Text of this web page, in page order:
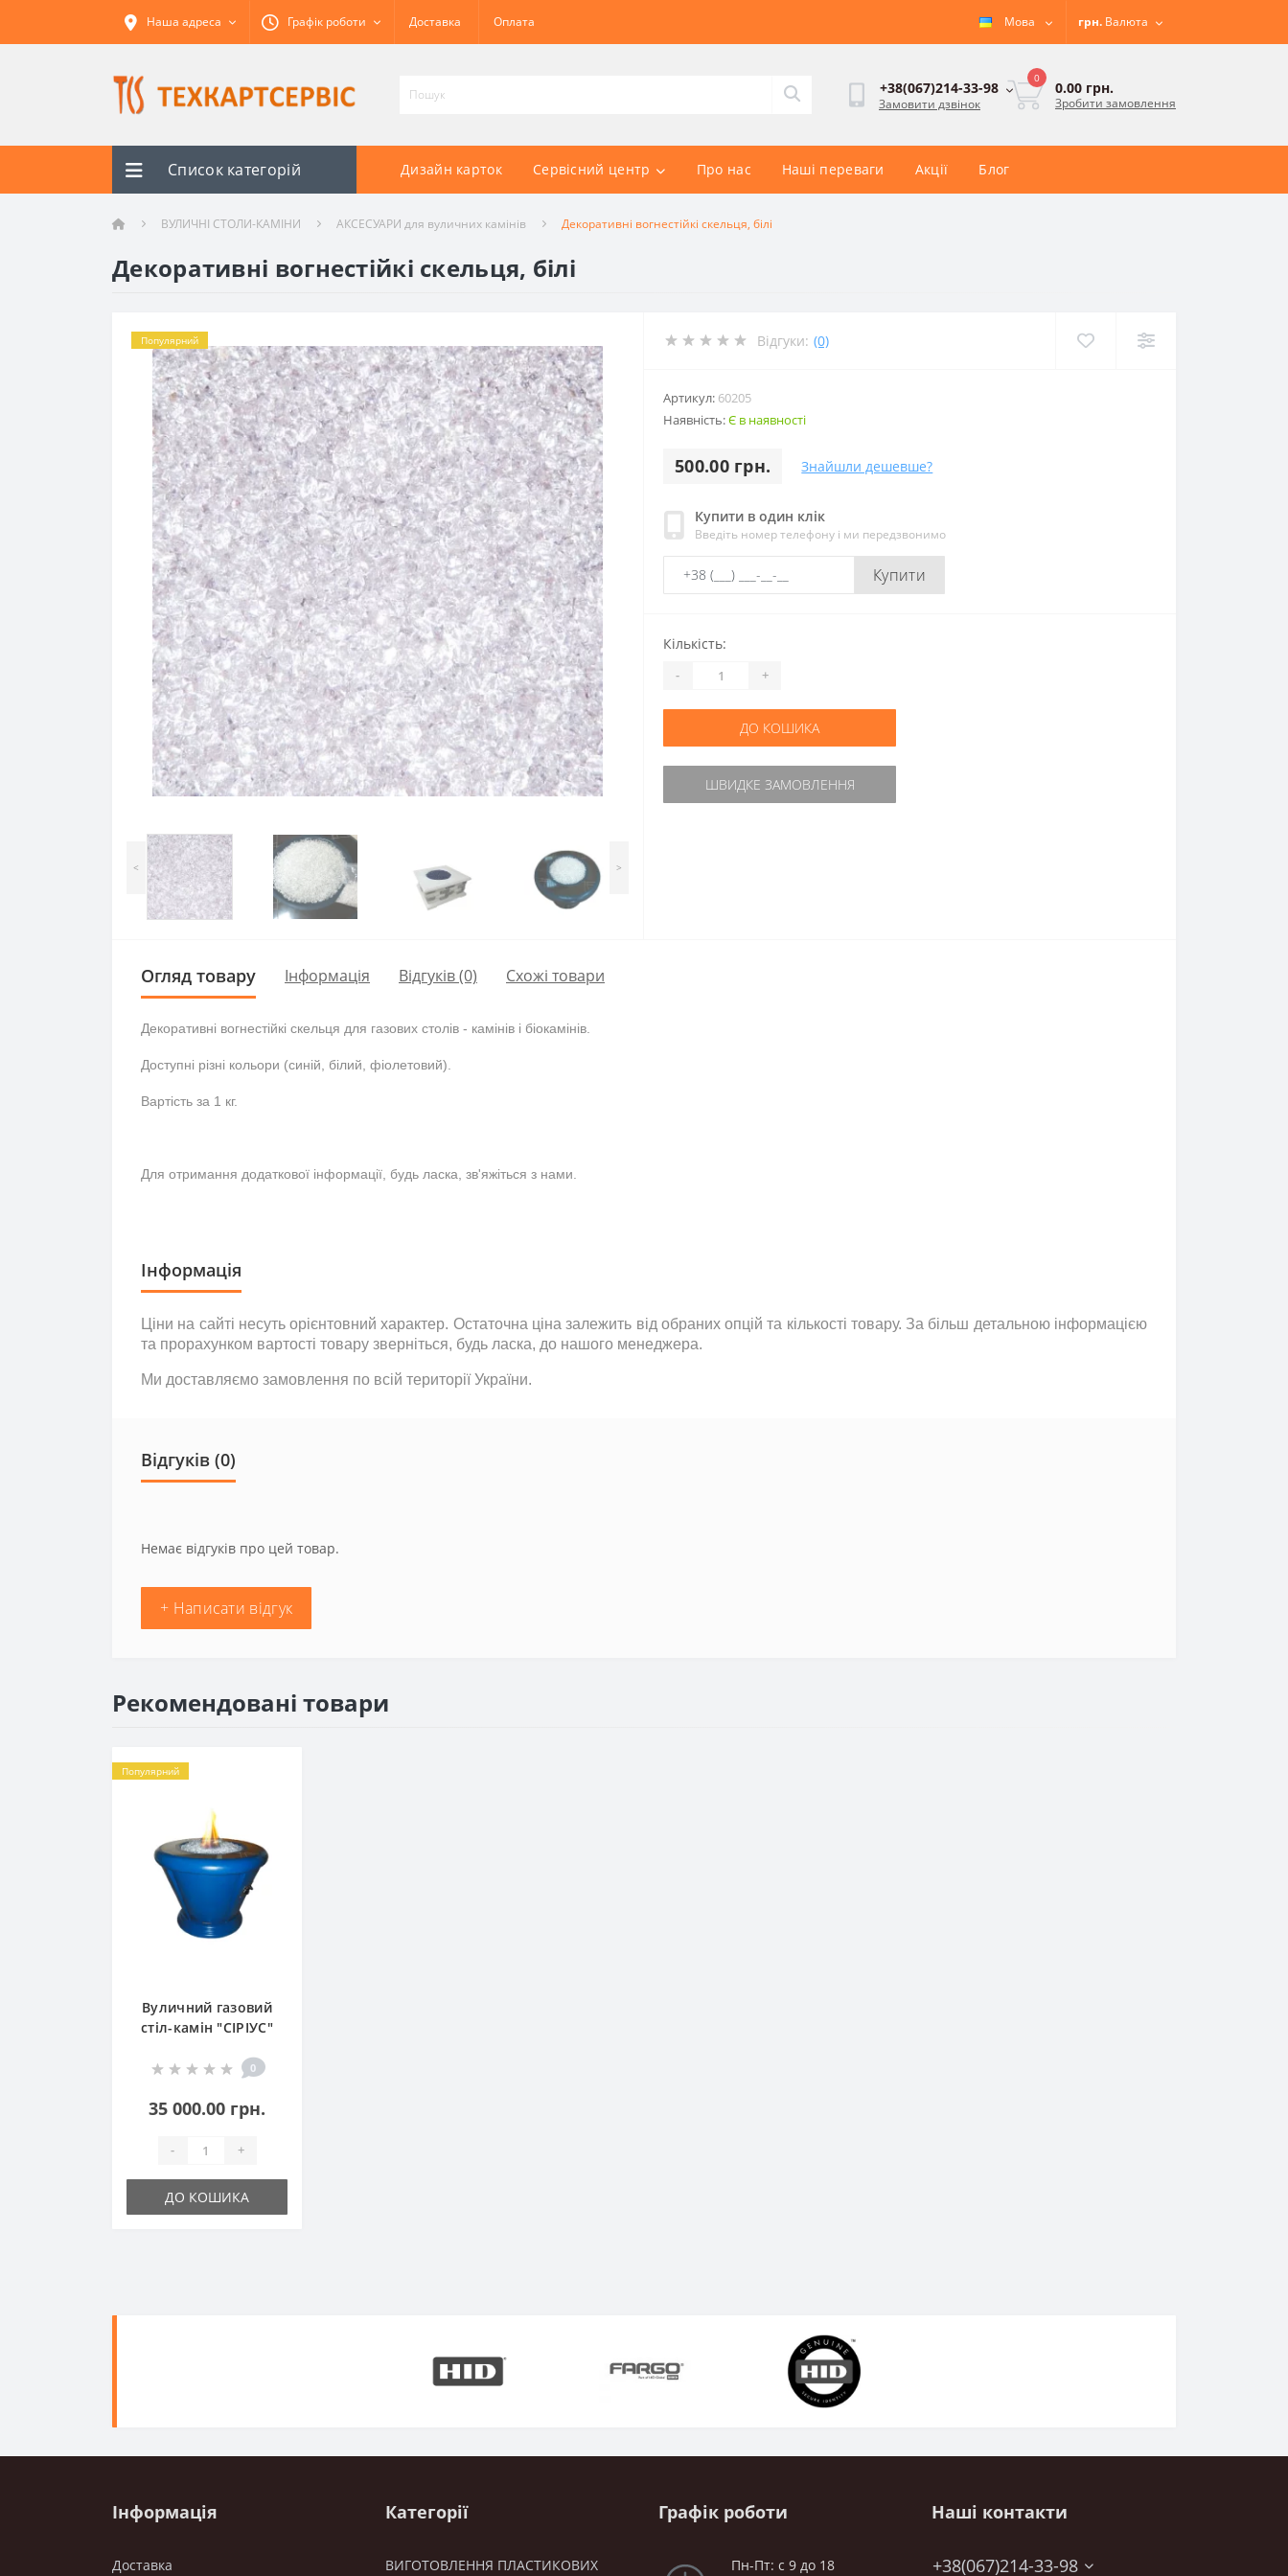
Наша адреса Графік роботи Доставка Оплата Мова грн. Валюта
+38(067)214-33-98
Замовити дзвінок
0
0.00 грн.
Зробити замовлення
Список категорій Дизайн карток Сервісний центр Про нас Наші переваги Акції Блог
ВУЛИЧНІ СТОЛИ-КАМІНИ АКСЕСУАРИ для вуличних камінів Декоративні вогнестійкі скельця, білі
Декоративні вогнестійкі скельця, білі
Популярний
< >
Відгуки: (0)
Артикул: 60205
Наявність:Є в наявності
500.00 грн. Знайшли дешевше?
Купити в один клік
Введіть номер телефону і ми передзвонимо
Купити
Кількість:
- +
ДО КОШИКА
ШВИДКЕ ЗАМОВЛЕННЯ
Огляд товару Інформація Відгуків (0) Схожі товари
Декоративні вогнестійкі скельця для газових столів - камінів і біокамінів.
Доступні різні кольори (синій, білий, фіолетовий).
Вартість за 1 кг.
Для отримання додаткової інформації, будь ласка, зв'яжіться з нами.
Інформація
Ціни на сайті несутьорієнтовний характер. Остаточна ціна залежить від обраних опцій та кількості товару. За більш детальною інформацією
та прорахунком вартості товару зверніться, будь ласка, до нашого менеджера.
Ми доставляємо замовлення по всій території України.
Відгуків (0)
Немає відгуків про цей товар.
+ Написати відгук
Рекомендовані товари
Популярний
Вуличний газовий
стіл-камін "СІРІУС"
0
35 000.00 грн.
- +
ДО КОШИКА
Інформація
Доставка
Категорії
ВИГОТОВЛЕННЯ ПЛАСТИКОВИХ
Графік роботи
Пн-Пт: с 9 до 18
Наші контакти
+38(067)214-33-98